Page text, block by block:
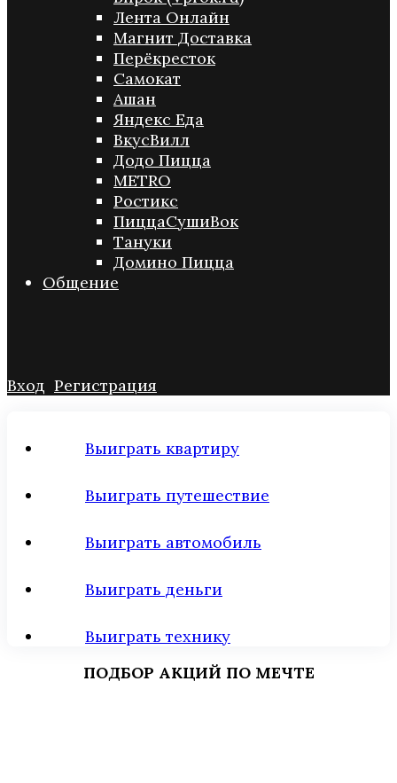
Лента Онлайн
Магнит Доставка
Перёкресток
Самокат
Ашан
Яндекс Еда
ВкусВилл
Додо Пицца
METRO
Ростикс
ПиццаСушиВок
Тануки
Домино Пицца
Общение
Вход Регистрация
Выиграть квартиру
Выиграть путешествие
Выиграть автомобиль
Выиграть деньги
Выиграть технику
ПОДБОР АКЦИЙ ПО МЕЧТЕ